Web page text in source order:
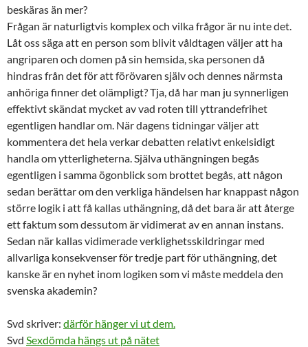
beskäras än mer?
Frågan är naturligtvis komplex och vilka frågor är nu inte det.
Låt oss säga att en person som blivit våldtagen väljer att ha
angriparen och domen på sin hemsida, ska personen då
hindras från det för att förövaren själv och dennes närmsta
anhöriga finner det olämpligt? Tja, då har man ju synnerligen
effektivt skändat mycket av vad roten till yttrandefrihet
egentligen handlar om. När dagens tidningar väljer att
kommentera det hela verkar debatten relativt enkelsidigt
handla om ytterligheterna. Själva uthängningen begås
egentligen i samma ögonblick som brottet begås, att någon
sedan berättar om den verkliga händelsen har knappast någon
större logik i att få kallas uthängning, då det bara är att återge
ett faktum som dessutom är vidimerat av en annan instans.
Sedan när kallas vidimerade verklighetsskildringar med
allvarliga konsekvenser för tredje part för uthängning, det
kanske är en nyhet inom logiken som vi måste meddela den
svenska akademin?
Svd skriver: därför hänger vi ut dem.
Svd Sexdömda hängs ut på nätet